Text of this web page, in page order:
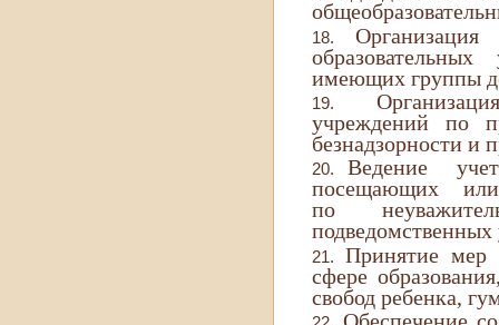
Организация
имеющих группы
учреждений по
безнадзорности и
Ведение
посещающих или
по
Принятие мер
сфере
свобод ребенка,